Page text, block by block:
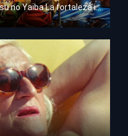
Guardianes de la noche: Kimetsu no Yaiba La fortaleza infinita